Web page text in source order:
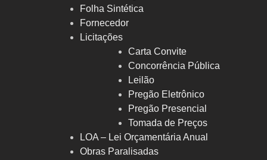
Folha Sintética
Fornecedor
Licitações
Carta Convite
Concorrência Pública
Leilão
Pregão Eletrônico
Pregão Presencial
Tomada de Preços
LOA – Lei Orçamentária Anual
Obras Paralisadas